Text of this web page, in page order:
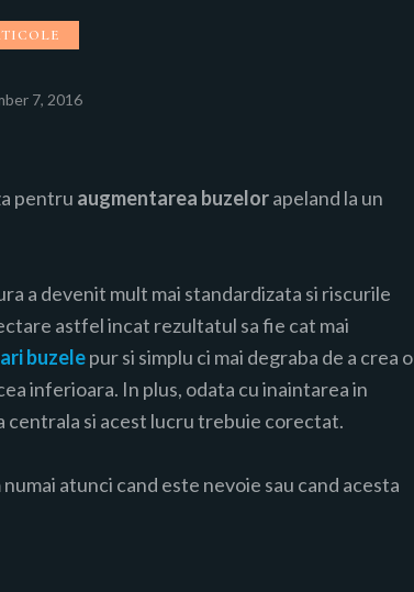
7, 2016
pentru augmentarea buzelorapeland la un
a devenit mult mai standardizata si riscurile
astfel incat rezultatul sa fie cat mai
buzelepur si simplu ci mai degraba de a crea o
inferioara. In plus, odata cu inaintarea in
centrala si acest lucru trebuie corectat.
atunci cand este nevoie sau cand acesta